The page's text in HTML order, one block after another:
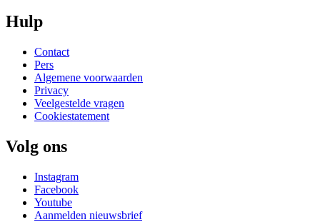
Hulp
Contact
Pers
Algemene voorwaarden
Privacy
Veelgestelde vragen
Cookiestatement
Volg ons
Instagram
Facebook
Youtube
Aanmelden nieuwsbrief